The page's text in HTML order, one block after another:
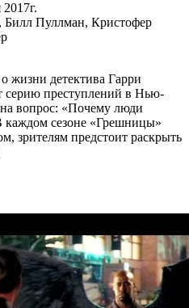
Билл Пуллман, Кристофер
жизни детектива Гарри
серию преступлений в Нью-
вопрос: «Почему люди
каждом сезоне «Грешницы»
зрителям предстоит раскрыть